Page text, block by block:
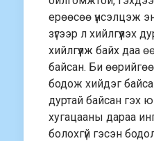
ерөөсөө үнсэлцэж
зүгээр л хийлгүүлэх
хийлгүүлж байх даа
байсан. Би
бодож хийдэг
дуртай байсан гэх
хугацааны дараа
болохгүй гэсэн